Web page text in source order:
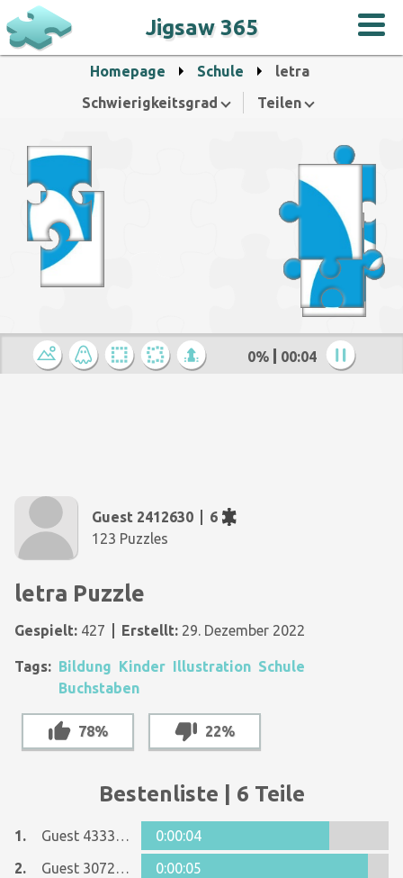
Jigsaw 365
Homepage Schule
letra
Schwierigkeitsgrad
Teilen
0% 00:04
Guest 2412630
6
123 Puzzles
letra Puzzle
Gespielt: 427 Erstellt: 29. Dezember 2022
Tags: Bildung Kinder Illustration Schule
Buchstaben
78% 22%
Bestenliste | 6 Teile
1. Guest 4333718
0:00:04
2.
Guest 30725199
0:00:05